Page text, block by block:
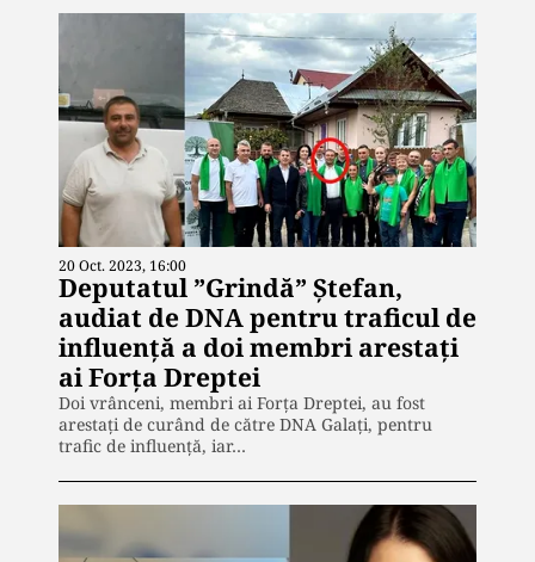
20 Oct. 2023, 16:00
Deputatul ”Grindă” Ștefan,
audiat de DNA pentru traficul de
influență a doi membri arestați
ai Forța Dreptei
Doi vrânceni, membri ai Forța Dreptei, au fost
arestați de curând de către DNA Galați, pentru
trafic de influență, iar…